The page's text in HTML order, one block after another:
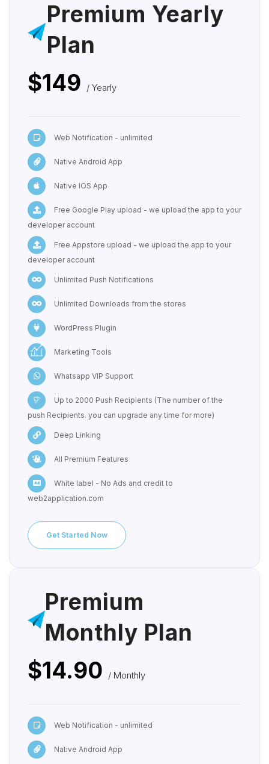
Premium Yearly
Plan
$149 / Yearly
Web Notification - unlimited
Native Android App
Native IOS App
Free Google Play upload - we upload the app to your
developer account
Free Appstore upload - we upload the app to your
developer account
Unlimited Push Notifications
Unlimited Downloads from the stores
WordPress Plugin
Marketing Tools
Whatsapp VIP Support
Up to 2000 Push Recipients (The number of the
push Recipients. you can upgrade any time for more)
Deep Linking
All Premium Features
White label - No Ads and credit to
web2application.com
Get Started Now
Premium
Monthly Plan
$14.90 / Monthly
Web Notification - unlimited
Native Android App